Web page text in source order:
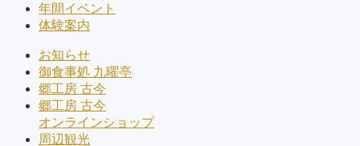
年間イベント
体験案内
お知らせ
御食事処 九曜亭
郷工房 古今
郷工房 古今
オンラインショップ
周辺観光